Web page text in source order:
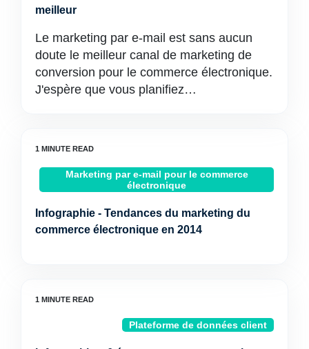
meilleur
Le marketing par e-mail est sans aucun
doute le meilleur canal de marketing de
conversion pour le commerce électronique.
J'espère que vous planifiez…
Marketing par e-mail pour le commerce
électronique
Infographie - Tendances du marketing du
commerce électronique en 2014
Plateforme de données client